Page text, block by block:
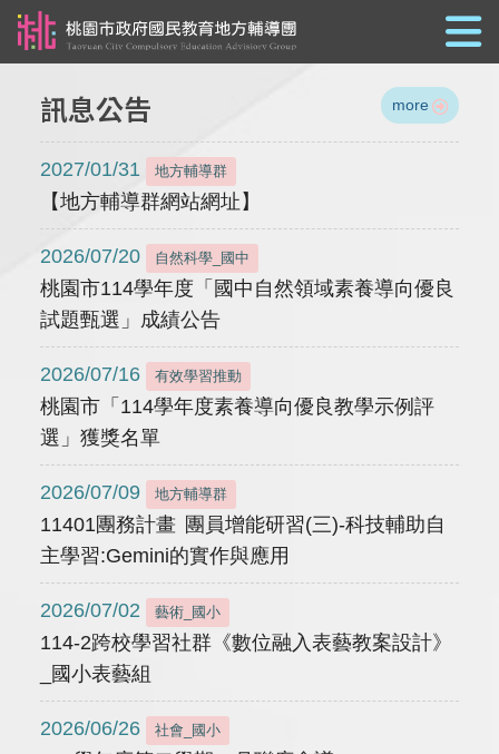
訊息公告 more
2027/01/31 地方輔導群
【地方輔導群網站網址】
2026/07/20 自然科學_國中
桃園市114學年度「國中自然領域素養導向優良
試題甄選」成績公告
2026/07/16 有效學習推動
桃園市「114學年度素養導向優良教學示例評
選」獲獎名單
2026/07/09 地方輔導群
11401團務計畫 團員增能研習(三)-科技輔助自
主學習:Gemini的實作與應用
2026/07/02 藝術_國小
114-2跨校學習社群《數位融入表藝教案設計》
_國小表藝組
2026/06/26 社會_國小